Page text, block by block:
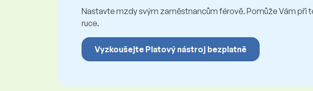
Nastavte mzdy svým zaměstnancům férově. Pomůže Vám
ruce.
Vyzkoušejte Platový nástroj bezplatně